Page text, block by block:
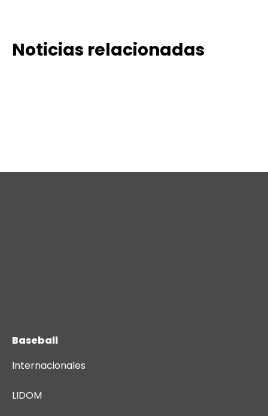
Noticias relacionadas
Baseball
Internacionales
LIDOM